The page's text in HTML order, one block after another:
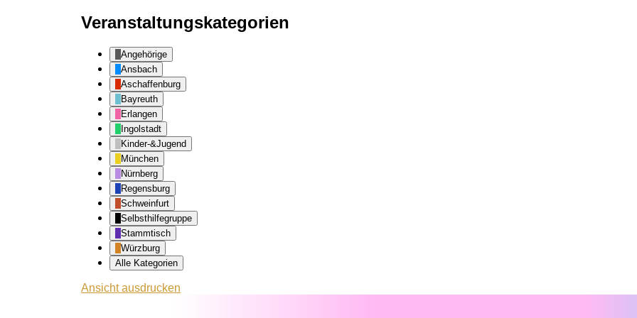
Veranstaltungskategorien
Angehörige
Ansbach
Aschaffenburg
Bayreuth
Erlangen
Ingolstadt
Kinder-&Jugend
München
Nürnberg
Regensburg
Schweinfurt
Selbsthilfegruppe
Stammtisch
Würzburg
Alle Kategorien
Ansichtausdrucken